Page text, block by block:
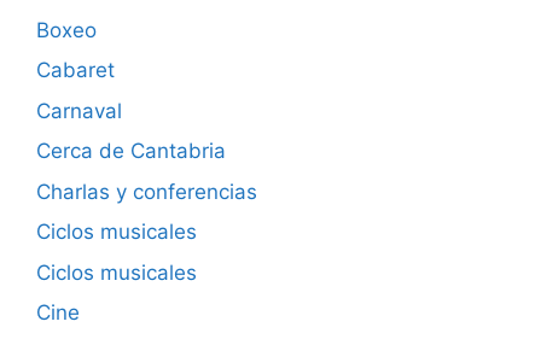
Boxeo
Cabaret
Carnaval
Cerca de Cantabria
Charlas y conferencias
Ciclos musicales
Ciclos musicales
Cine